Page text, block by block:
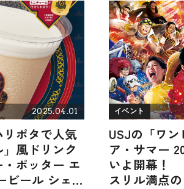
2025.04.01
ポタで人気
風ドリンク
ポッター エ
ビール シェ
イベント
USJの「ワン
ア・サマー
いよ開幕！
スリル満点